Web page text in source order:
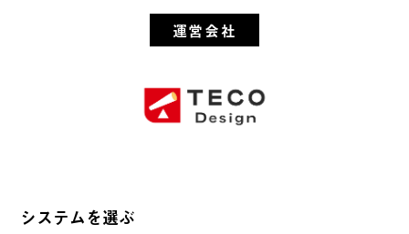
運営会社
システムを選ぶ